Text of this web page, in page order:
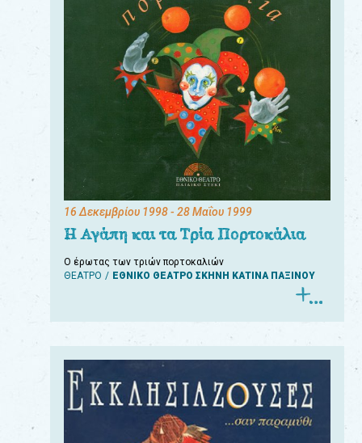
16 Δεκεμβρίου 1998- 28 Μαΐου 1999
Η Αγάπη και τα Τρία Πορτοκάλια
Ο έρωτας των τριών πορτοκαλιών
ΘΕΑΤΡΟ
ΕΘΝΙΚΟ ΘΕΑΤΡΟ ΣΚΗΝΗ ΚΑΤΙΝΑ ΠΑΞΙΝΟΥ